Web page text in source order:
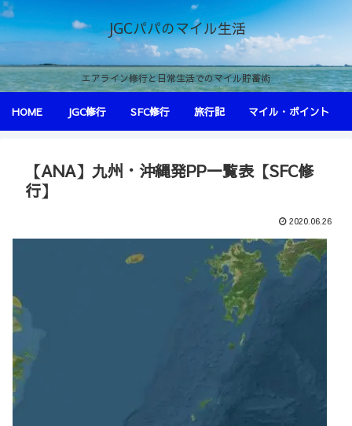
JGCパパのマイル生活
エアライン修行と日常生活でのマイル貯蓄術
HOME JGC修行 SFC修行 旅行記 マイル・ポイント
【ANA】九州・沖縄発PP一覧表【SFC修
行】
2020.06.26